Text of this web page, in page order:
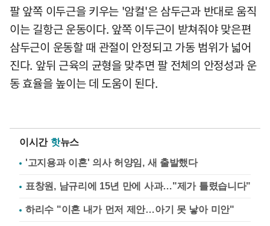
팔 앞쪽 이두근을 키우는 '암컬'은 삼두근과 반대로 움직
이는 길항근 운동이다. 앞쪽 이두근이 받쳐줘야 맞은편
삼두근이 운동할 때 관절이 안정되고 가동 범위가 넓어
진다. 앞뒤 근육의 균형을 맞추면 팔 전체의 안정성과 운
동 효율을 높이는 데 도움이 된다.
이시간 핫뉴스
'고지용과 이혼' 의사 허양임, 새 출발했다
표창원, 남규리에 15년 만에 사과…"제가 틀렸습니다"
하리수 "이혼 내가 먼저 제안…아기 못 낳아 미안"